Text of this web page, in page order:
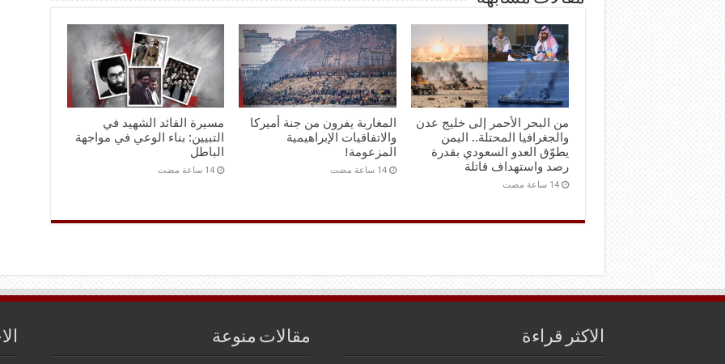
من البحر الأحمر إلى خليج عدن
والجغرافيا المحتلة.. اليمن
يطوّق العدو السعودي بقدرة
رصد واستهداف قاتلة
‏14 ساعة مضت
المغاربة يفرون من جنة أميركا
والاتفاقيات الإبراهيمية
المزعومة!
‏14 ساعة مضت
مسيرة القائد الشهيد في
التبيين: بناء الوعي في مواجهة
الباطل
‏14 ساعة مضت
الاكثر قراءة مقالات منوعة